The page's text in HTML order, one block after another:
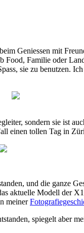
Geniessen mit
Familie oder
sie zu benutzen.
sondern sie ist
einen tollen Tag in
und die ganze
aktuelle Modell der
meiner
spiegelt aber